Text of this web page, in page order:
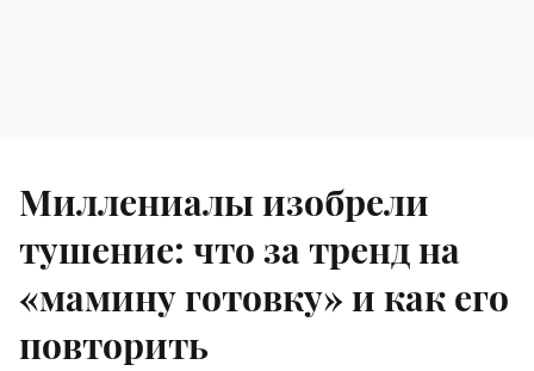
Миллениалы изобрели
тушение: что за тренд на
«мамину готовку» и как его
повторить